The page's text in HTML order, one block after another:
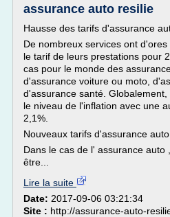
assurance auto resilie
Hausse des tarifs d'assurance
De nombreux services ont
le tarif de leurs prestations pour
cas pour le monde des
d'assurance voiture ou moto,
d'assurance santé.
le niveau de l'inflation avec une
2,1%.
Nouveaux tarifs d'assurance auto
Dans le cas de l' assurance auto
être...
Lire la suite
Date: 2017-09-06 03:21:34
Site : http://assurance-auto-